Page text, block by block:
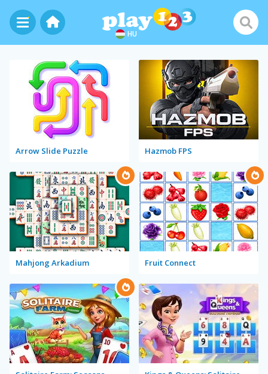
HU
Arrow Slide Puzzle Hazmob FPS
Mahjong Arkadium Fruit Connect